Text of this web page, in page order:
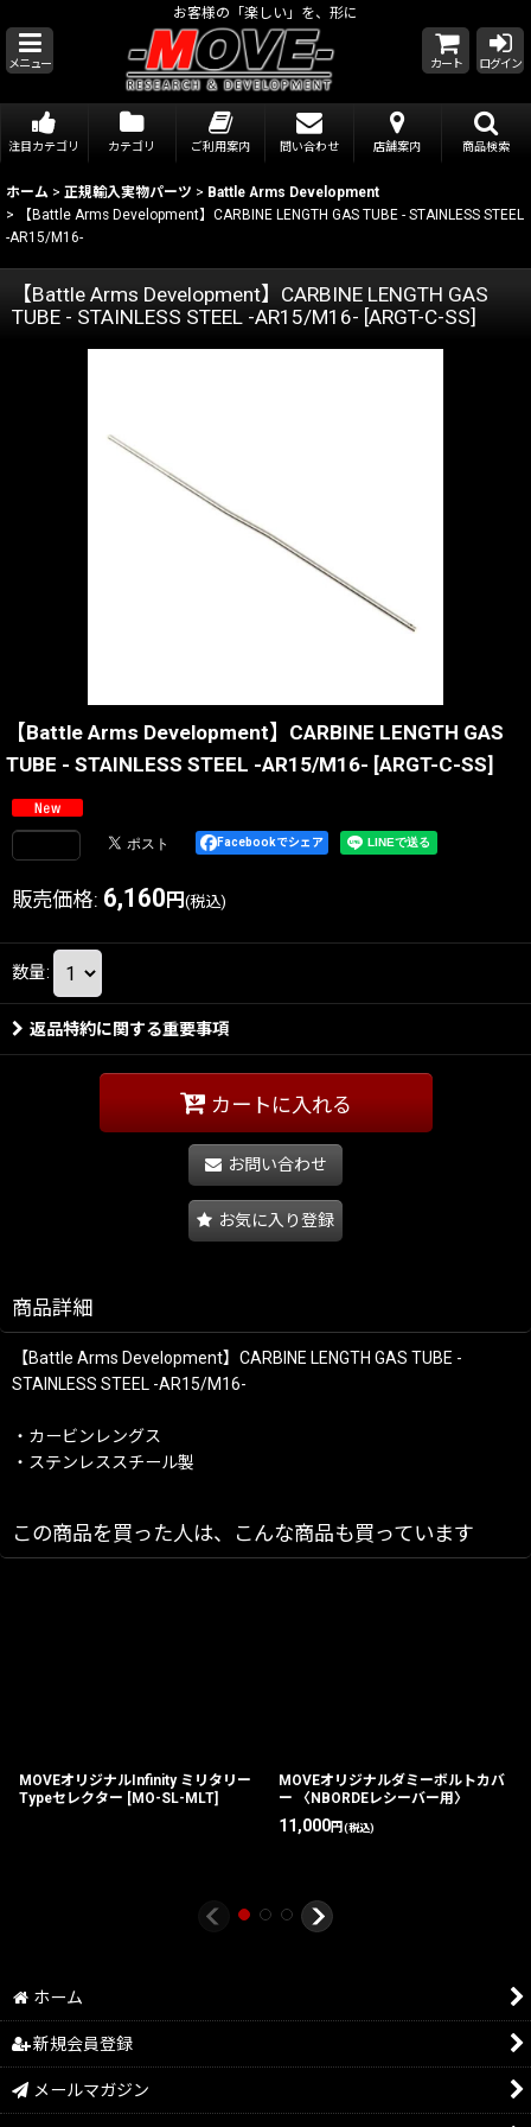
お客様の「楽しい」を、形に
メニュー カート ログイン
注目カテゴリ カテゴリ ご利用案内 問い合わせ 店舗案内 商品検索
ホーム > 正規輸入実物パーツ > Battle Arms Development
>
【Battle Arms Development】CARBINE LENGTH GAS TUBE - STAINLESS STEEL
-AR15/M16-
【Battle Arms Development】CARBINE LENGTH GAS
TUBE - STAINLESS STEEL -AR15/M16- [ARGT-C-SS]
【Battle Arms Development】CARBINE LENGTH GAS
TUBE - STAINLESS STEEL -AR15/M16- [ARGT-C-SS]
Facebookでシェア
販売価格: 6,160 円 (税込)
数量:
返品特約に関する重要事項
カートに入れる
お問い合わせ
お気に入り登録
商品詳細
【Battle Arms Development】CARBINE LENGTH GAS TUBE -
STAINLESS STEEL -AR15/M16-
・カービンレングス
・ステンレススチール製
この商品を買った人は、こんな商品も買っています
MOVEオリジナルInfinity ミリタリー
Typeセレクター [MO-SL-MLT]
MOVEオリジナルダミーボルトカバ
ー 〈NBORDEレシーバー用〉
11,000円(税込)
ホーム
新規会員登録
メールマガジン